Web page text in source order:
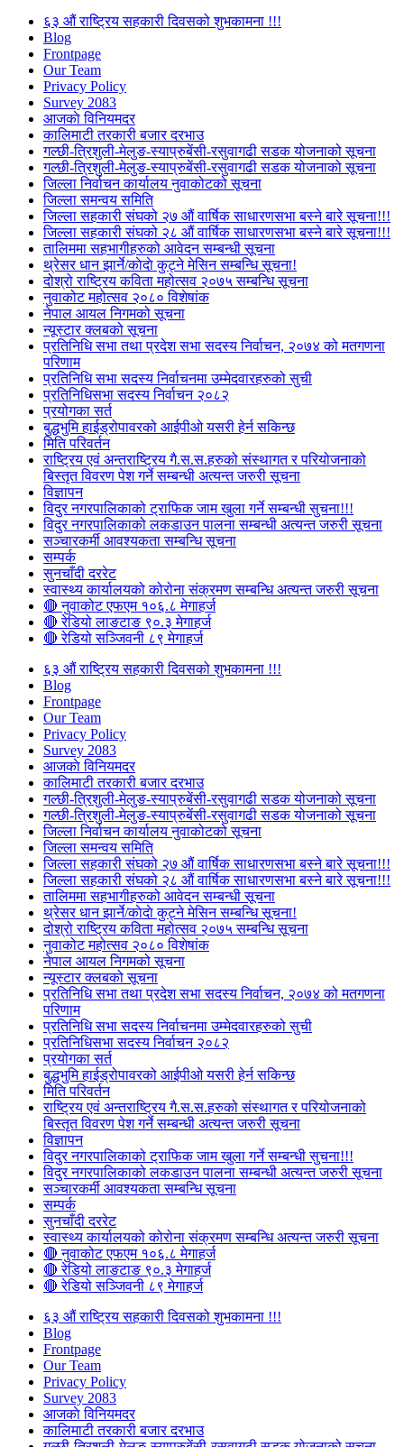
६३ औं राष्ट्रिय सहकारी दिवसको शुभकामना !!!
Blog
Frontpage
Our Team
Privacy Policy
Survey 2083
आजकाे विनियमदर
कालिमाटी तरकारी बजार दरभाउ
गल्छी-त्रिशुली-मेलुङ-स्याप्रुबेंसी-रसुवागढी सडक योजनाको सूचना
गल्छी-त्रिशुली-मेलुङ-स्याप्रुबेंसी-रसुवागढी सडक योजनाको सूचना
जिल्ला निर्वाचन कार्यालय नुवाकोटको सूचना
जिल्ला समन्वय समिति
जिल्ला सहकारी संघको २७ औं वार्षिक साधारणसभा बस्ने बारे सूचना!!!
जिल्ला सहकारी संघको २८ औं वार्षिक साधारणसभा बस्ने बारे सूचना!!!
तालिममा सहभागीहरुको आवेदन सम्बन्धी सूचना
थ्रेसर धान झार्ने/काेदाे कुट्ने मेसिन सम्बन्धि सूचना!
दोश्रो राष्ट्रिय कविता महोत्सव २०७५ सम्बन्धि सूचना
नुवाकोट महोत्सव २०८० विशेषांक
नेपाल आयल निगमको सूचना
न्यूस्टार क्लबको सूचना
प्रतिनिधि सभा तथा प्रदेश सभा सदस्य निर्वाचन, २०७४ को मतगणना
परिणाम
प्रतिनिधि सभा सदस्य निर्वाचनमा उम्मेदवारहरुको सुची
प्रतिनिधिसभा सदस्य निर्वाचन २०८२
प्रयोगका सर्त
बुद्धभुमि हाईड्रोपावरको आईपीओ यसरी हेर्न सकिन्छ
मिति परिवर्तन
राष्ट्रिय एवं अन्तराष्ट्रिय गै.स.स.हरुको संस्थागत र परियोजनाको
बिस्तृत विवरण पेश गर्ने सम्बन्धी अत्यन्त जरुरी सूचना
विज्ञापन
विदुर नगरपालिकाको ट्राफिक जाम खुला गर्ने सम्बन्धी सुचना!!!
विदुर नगरपालिकाको लकडाउन पालना सम्बन्धी अत्यन्त जरुरी सूचना
सञ्चारकर्मी आवश्यकता सम्बन्धि सूचना
सम्पर्क
सुनचाँदी दररेट
स्वास्थ्य कार्यालयको कोरोना संक्रमण सम्बन्धि अत्यन्त जरुरी सूचना
🔴 नुवाकोट एफएम १०६.८ मेगाहर्ज
🔴 रेडियो लाङटाङ ९०.३ मेगाहर्ज
🔴 रेडियो सञ्जिवनी ८९ मेगाहर्ज
६३ औं राष्ट्रिय सहकारी दिवसको शुभकामना !!!
Blog
Frontpage
Our Team
Privacy Policy
Survey 2083
आजकाे विनियमदर
कालिमाटी तरकारी बजार दरभाउ
गल्छी-त्रिशुली-मेलुङ-स्याप्रुबेंसी-रसुवागढी सडक योजनाको सूचना
गल्छी-त्रिशुली-मेलुङ-स्याप्रुबेंसी-रसुवागढी सडक योजनाको सूचना
जिल्ला निर्वाचन कार्यालय नुवाकोटको सूचना
जिल्ला समन्वय समिति
जिल्ला सहकारी संघको २७ औं वार्षिक साधारणसभा बस्ने बारे सूचना!!!
जिल्ला सहकारी संघको २८ औं वार्षिक साधारणसभा बस्ने बारे सूचना!!!
तालिममा सहभागीहरुको आवेदन सम्बन्धी सूचना
थ्रेसर धान झार्ने/काेदाे कुट्ने मेसिन सम्बन्धि सूचना!
दोश्रो राष्ट्रिय कविता महोत्सव २०७५ सम्बन्धि सूचना
नुवाकोट महोत्सव २०८० विशेषांक
नेपाल आयल निगमको सूचना
न्यूस्टार क्लबको सूचना
प्रतिनिधि सभा तथा प्रदेश सभा सदस्य निर्वाचन, २०७४ को मतगणना
परिणाम
प्रतिनिधि सभा सदस्य निर्वाचनमा उम्मेदवारहरुको सुची
प्रतिनिधिसभा सदस्य निर्वाचन २०८२
प्रयोगका सर्त
बुद्धभुमि हाईड्रोपावरको आईपीओ यसरी हेर्न सकिन्छ
मिति परिवर्तन
राष्ट्रिय एवं अन्तराष्ट्रिय गै.स.स.हरुको संस्थागत र परियोजनाको
बिस्तृत विवरण पेश गर्ने सम्बन्धी अत्यन्त जरुरी सूचना
विज्ञापन
विदुर नगरपालिकाको ट्राफिक जाम खुला गर्ने सम्बन्धी सुचना!!!
विदुर नगरपालिकाको लकडाउन पालना सम्बन्धी अत्यन्त जरुरी सूचना
सञ्चारकर्मी आवश्यकता सम्बन्धि सूचना
सम्पर्क
सुनचाँदी दररेट
स्वास्थ्य कार्यालयको कोरोना संक्रमण सम्बन्धि अत्यन्त जरुरी सूचना
🔴 नुवाकोट एफएम १०६.८ मेगाहर्ज
🔴 रेडियो लाङटाङ ९०.३ मेगाहर्ज
🔴 रेडियो सञ्जिवनी ८९ मेगाहर्ज
६३ औं राष्ट्रिय सहकारी दिवसको शुभकामना !!!
Blog
Frontpage
Our Team
Privacy Policy
Survey 2083
आजकाे विनियमदर
कालिमाटी तरकारी बजार दरभाउ